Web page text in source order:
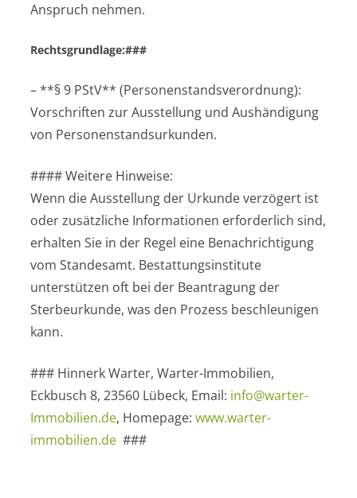
Anspruch nehmen.
Rechtsgrundlage:###
– **§ 9 PStV** (Personenstandsverordnung):
Vorschriften zur Ausstellung und Aushändigung
von Personenstandsurkunden.
#### Weitere Hinweise:
Wenn die Ausstellung der Urkunde verzögert ist
oder zusätzliche Informationen erforderlich sind,
erhalten Sie in der Regel eine Benachrichtigung
vom Standesamt. Bestattungsinstitute
unterstützen oft bei der Beantragung der
Sterbeurkunde, was den Prozess beschleunigen
kann.
### Hinnerk Warter, Warter-Immobilien,
Eckbusch 8, 23560 Lübeck, Email: info@warter-
Immobilien.de, Homepage: www.warter-
immobilien.de ###